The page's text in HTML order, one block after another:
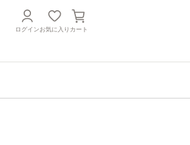
ログインお気に入り カート